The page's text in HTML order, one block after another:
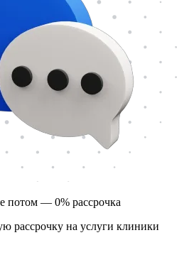
потом — 0% рассрочка
рассрочку на услуги клиники